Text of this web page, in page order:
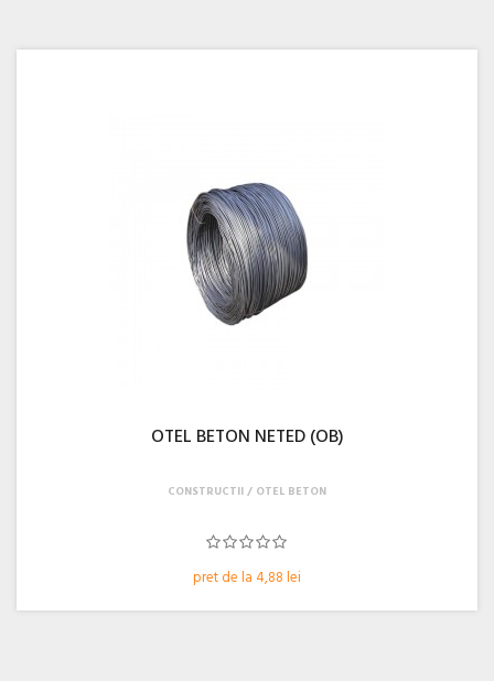
OTEL BETON NETED (OB)
pret de la 4,88 lei
CONSTRUCTII OTEL BETON